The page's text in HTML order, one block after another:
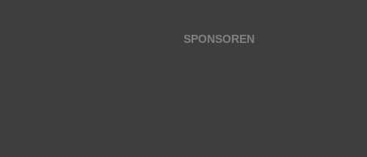
SPONSOREN